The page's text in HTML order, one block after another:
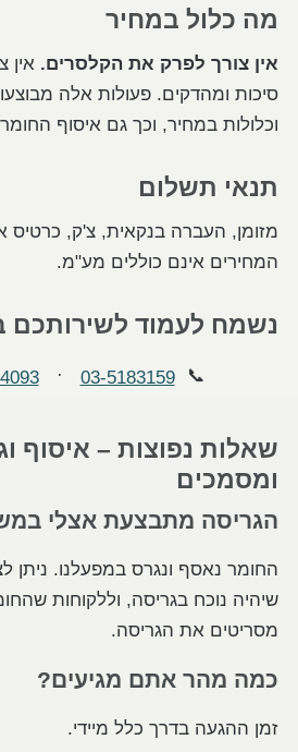
מה כלול במחיר
אין צורך לפרק את הקלסרים. אין
סיכות ומהדקים. פעולות אלה
וכלולות במחיר, וכך גם איסוף
תנאי תשלום
מזומן, העברה בנקאית, צ'ק, כרטיס
המחירים אינם כוללים מע"מ.
נשמח לעמוד לשירותכם
📞
03-5183159
·
שאלות נפוצות – איסוף
ומסמכים
הגריסה מתבצעת אצלי
החומר נאסף ונגרס במפעלנו. ניתן
שיהיה נוכח בגריסה, וללקוחות
מסריטים את הגריסה.
כמה מהר אתם מגיעים?
זמן ההגעה בדרך כלל מיידי.